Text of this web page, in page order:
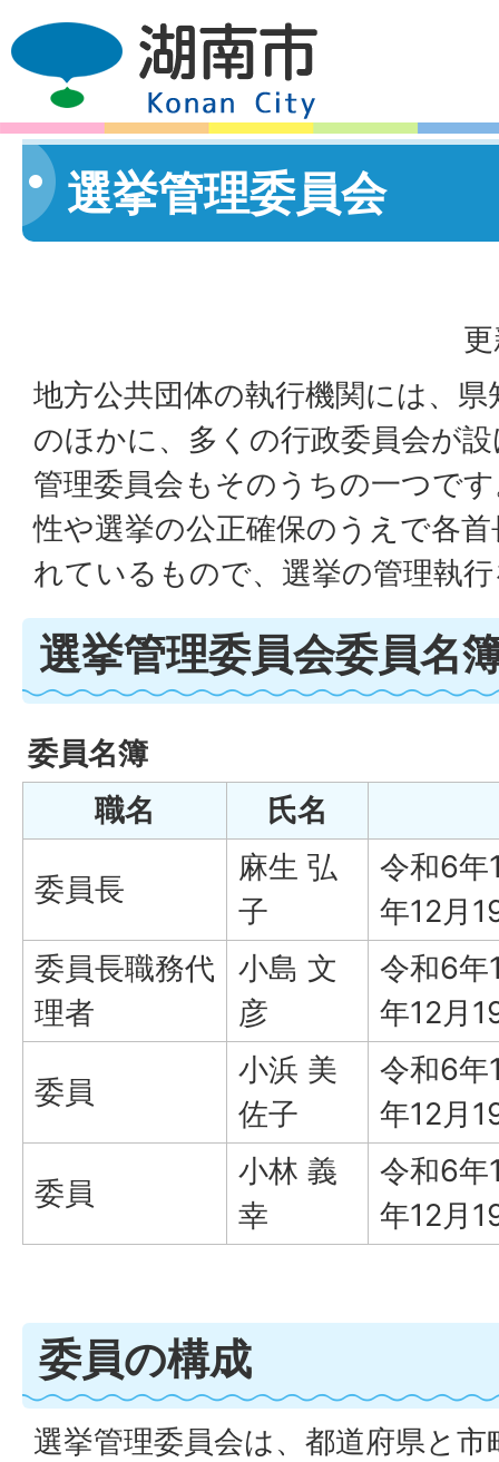
選挙管理委員会
地方公共団体の執行機関には、
のほかに、多くの行政委員会が
管理委員会もそのうちの一つで
性や選挙の公正確保のうえで各
れているもので、選挙の管理執
選挙管理委員会委員名
委員名簿
職名
氏名
委員長
麻生 弘
子
令和6年
年12月
委員長職務代
理者
小島 文
彦
令和6年
年12月
委員
小浜 美
佐子
令和6年
年12月
委員
小林 義
幸
令和6年
年12月
委員の構成
選挙管理委員会は、都道府県と